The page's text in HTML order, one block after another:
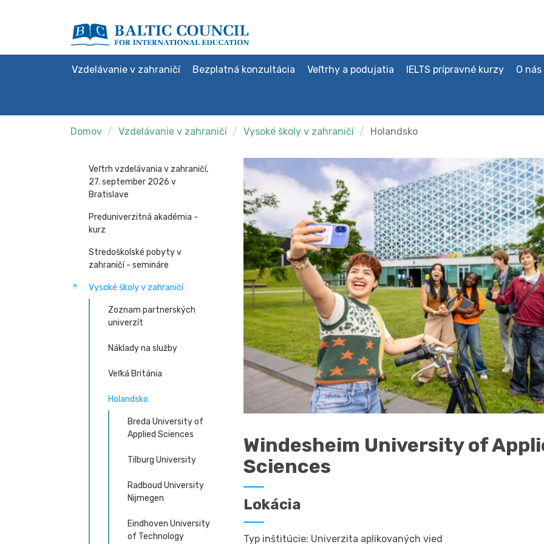
Vzdelávanie v zahraničí Bezplatná konzultácia Veľtrhy a podujatia IELTS prípravné kurzy O nás
Domov Vzdelávanie v zahraničí Vysoké školy v zahraničí Holandsko
Veľtrh vzdelávania v zahraničí,
27. september 2026 v
Bratislave
Preduniverzitná akadémia -
kurz
Stredoškolské pobyty v
zahraničí - semináre
Vysoké školy v zahraničí
Zoznam partnerských
univerzít
Náklady na služby
Veľká Británia
Holandsko
Breda University of
Applied Sciences
Tilburg University
Radboud University
Nijmegen
Eindhoven University
of Technology
Windesheim University of
Sciences
Lokácia
Typ inštitúcie: Univerzita aplikovaných vied